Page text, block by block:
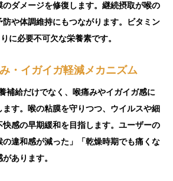
ダメージを修復します。継続摂取が喉の
や体調維持にもつながります。ビタミン
に必要不可欠な栄養素です。
・イガイガ軽減メカニズム
補給だけでなく、喉痛みやイガイガ感に
す。喉の粘膜を守りつつ、ウイルスや細
感の早期緩和を目指します。ユーザーの
の違和感が減った」「乾燥時期でも痛くな
あります。